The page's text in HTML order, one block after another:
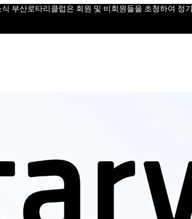
부산로타리클럽은 회원 및 비회원들을 초청하여 정